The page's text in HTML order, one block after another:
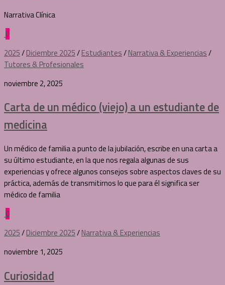
Narrativa Clínica
0
2025/Diciembre 2025/Estudiantes/Narrativa & Experiencias/
Tutores & Profesionales
noviembre 2, 2025
Carta de un médico (viejo) a un estudiante de
medicina
Un médico de familia a punto de la jubilación, escribe en una carta a
su último estudiante, en la que nos regala algunas de sus
experiencias y ofrece algunos consejos sobre aspectos claves de su
práctica, además de transmitirnos lo que para él significa ser
médico de familia
0
2025/Diciembre 2025/Narrativa & Experiencias
noviembre 1, 2025
Curiosidad